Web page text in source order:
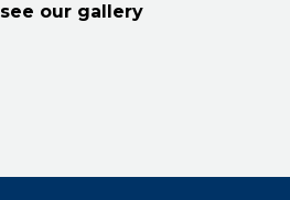
see our gallery